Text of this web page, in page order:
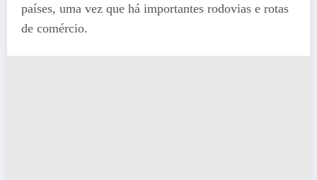
países, uma vez que há importantes rodovias e rotas
de comércio.